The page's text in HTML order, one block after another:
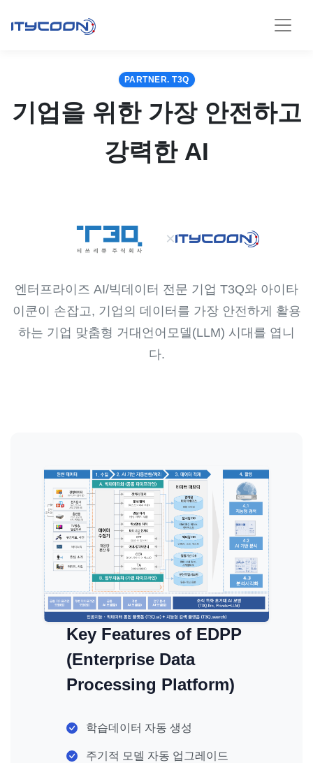
PARTNER. T3Q
기업을 위한 가장 안전하고
강력한 AI
×
엔터프라이즈 AI/빅데이터 전문 기업 T3Q와 아이타
이쿤이 손잡고, 기업의 데이터를 가장 안전하게 활용
하는 기업 맞춤형 거대언어모델(LLM) 시대를 엽니
다.
Key Features of EDPP
(Enterprise Data
Processing Platform)
학습데이터 자동 생성
주기적 모델 자동 업그레이드